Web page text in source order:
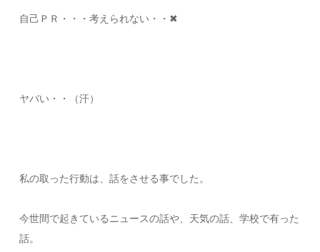
自己ＰＲ・・・考えられない・・✖
ヤバい・・（汗）
私の取った行動は、話をさせる事でした。
今世間で起きているニュースの話や、天気の話、学校で有った
話。